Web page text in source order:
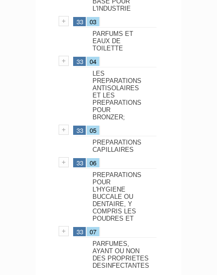
L'INDUSTRIE
33 03
PARFUMS ET
EAUX DE
TOILETTE
33 04
LES
PREPARATIONS
ANTISOLAIRES
ET LES
PREPARATIONS
POUR
BRONZER;
33 05
PREPARATIONS
CAPILLAIRES
33 06
PREPARATIONS
POUR
L'HYGIENE
BUCCALE OU
DENTAIRE, Y
COMPRIS LES
POUDRES ET
33 07
PARFUMES,
AYANT OU NON
DES PROPRIETES
DESINFECTANTES